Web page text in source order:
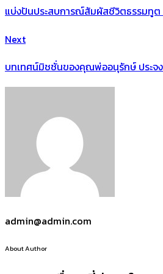
แบ่งปันประสบการณ์สัมผัสชีวิตธรรมทู
Next
บทเทศน์มิชชั่นของคุณพ่ออนุรักษ์ ประจ
admin@admin.com
About Author